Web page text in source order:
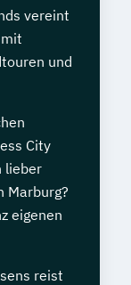
vereint
und
City
lieber
Marburg?
eigenen
reist